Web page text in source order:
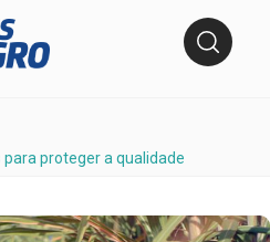
para proteger a qualidade